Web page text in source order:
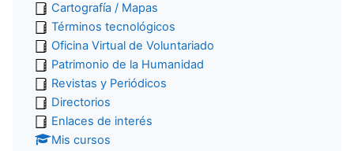
Cartografía / Mapas
Términos tecnológicos
Oficina Virtual de Voluntariado
Patrimonio de la Humanidad
Revistas y Periódicos
Directorios
Enlaces de interés
Mis cursos